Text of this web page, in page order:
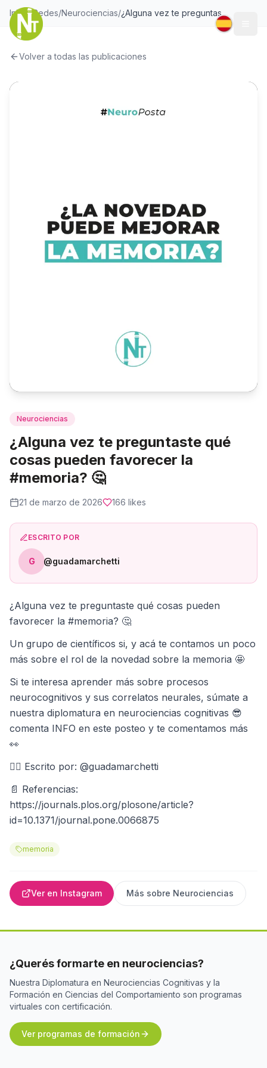
Inicio/Redes/Neurociencias/ ¿Alguna vez te preguntaste qué cosas pueden favorecer la #memoria?
Volver a todas las publicaciones
Neurociencias
¿Alguna vez te preguntaste qué
cosas pueden favorecer la
#memoria? 🤔
21 de marzo de 2026 166 likes
ESCRITO POR
G @guadamarchetti
¿Alguna vez te preguntaste qué cosas pueden
favorecer la #memoria? 🤔
Un grupo de científicos si, y acá te contamos un poco
más sobre el rol de la novedad sobre la memoria 🤩
Si te interesa aprender más sobre procesos
neurocognitivos y sus correlatos neurales, súmate a
nuestra diplomatura en neurociencias cognitivas 😎
comenta INFO en este posteo y te comentamos más
👀
✍🏼 Escrito por: @guadamarchetti
📄 Referencias:
https://journals.plos.org/plosone/article?
id=10.1371/journal.pone.0066875
memoria
Ver en Instagram Más sobre Neurociencias
¿Querés formarte en neurociencias?
Nuestra Diplomatura en Neurociencias Cognitivas y la
Formación en Ciencias del Comportamiento son programas
virtuales con certificación.
Ver programas de formación